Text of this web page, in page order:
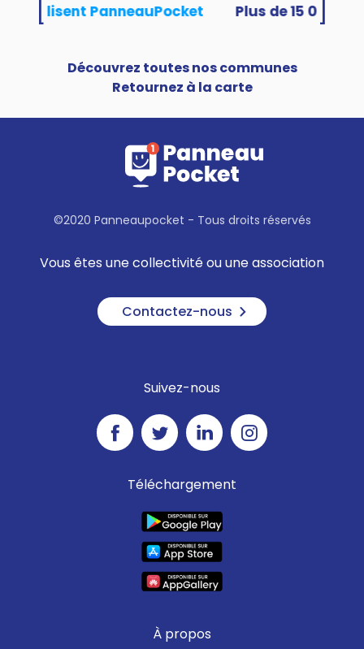
utilisent PanneauPocket
Découvrez toutes nos communes
Retournez à la carte
©2020 Panneaupocket - Tous droits réservés
Vous êtes une collectivité ou une association
Contactez-nous
Suivez-nous
Téléchargement
À propos